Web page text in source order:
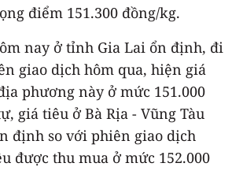
điểm 151.300 đồng/kg.
nay ở tỉnh Gia Lai ổn định, đi
giao dịch hôm qua, hiện giá
phương này ở mức 151.000
giá tiêu ở Bà Rịa - Vũng Tàu
định so với phiên giao dịch
được thu mua ở mức 152.000